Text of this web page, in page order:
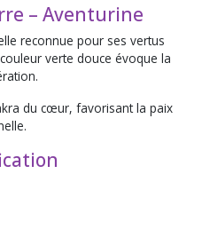
– Aventurine
reconnue pour ses vertus
verte douce évoque la
du cœur, favorisant la paix